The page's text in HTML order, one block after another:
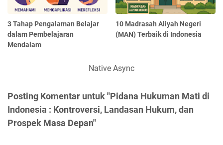
3 Tahap Pengalaman Belajar
dalam Pembelajaran
Mendalam
10 Madrasah Aliyah Negeri
(MAN) Terbaik di Indonesia
Native Async
Posting Komentar untuk "Pidana Hukuman Mati di
Indonesia : Kontroversi, Landasan Hukum, dan
Prospek Masa Depan"